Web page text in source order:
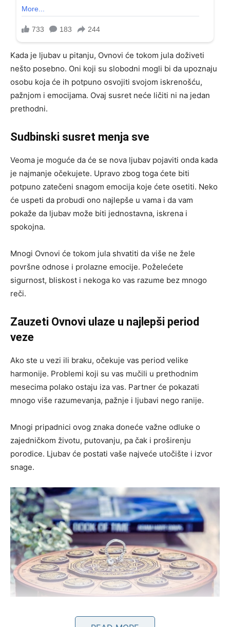
Kada je ljubav u pitanju, Ovnovi će tokom jula doživeti
nešto posebno. Oni koji su slobodni mogli bi da upoznaju
osobu koja će ih potpuno osvojiti svojom iskrenošću,
pažnjom i emocijama. Ovaj susret neće ličiti ni na jedan
prethodni.
Sudbinski susret menja sve
Veoma je moguće da će se nova ljubav pojaviti onda kada
je najmanje očekujete. Upravo zbog toga ćete biti
potpuno zatečeni snagom emocija koje ćete osetiti. Neko
će uspeti da probudi ono najlepše u vama i da vam
pokaže da ljubav može biti jednostavna, iskrena i
spokojna.
Mnogi Ovnovi će tokom jula shvatiti da više ne žele
površne odnose i prolazne emocije. Poželećete
sigurnost, bliskost i nekoga ko vas razume bez mnogo
reči.
Zauzeti Ovnovi ulaze u najlepši period
veze
Ako ste u vezi ili braku, očekuje vas period velike
harmonije. Problemi koji su vas mučili u prethodnim
mesecima polako ostaju iza vas. Partner će pokazati
mnogo više razumevanja, pažnje i ljubavi nego ranije.
Mnogi pripadnici ovog znaka doneće važne odluke o
zajedničkom životu, putovanju, pa čak i proširenju
porodice. Ljubav će postati vaše najveće utočište i izvor
snage.